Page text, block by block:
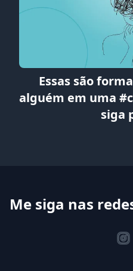
Essas são
alguém em uma
siga
Me siga nas